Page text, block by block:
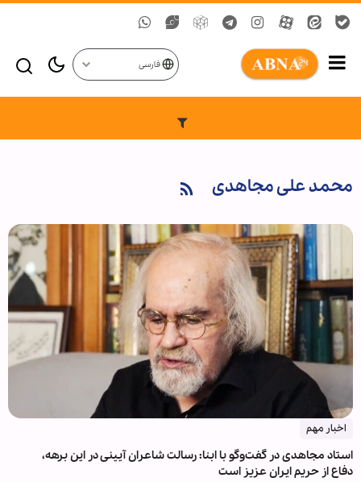
فارسی
محمد علی مجاهدی
اخبار مهم
استاد مجاهدی در گفت‌وگو با ابنا: رسالت شاعران آیینی در این برهه،
دفاع از حریم ایران عزیز است